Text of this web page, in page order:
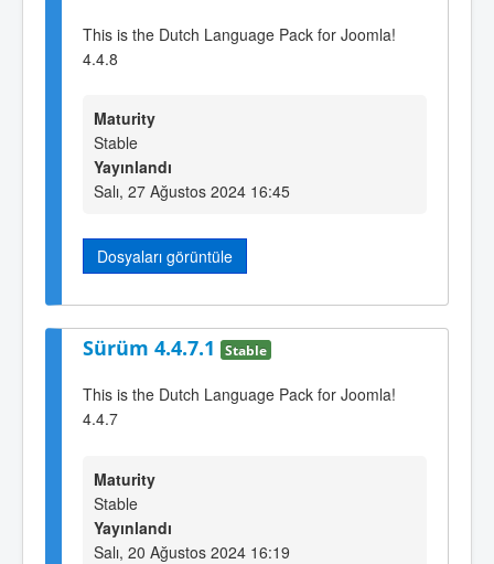
This is the Dutch Language Pack for Joomla!
4.4.8
Maturity
Stable
Yayınlandı
Salı, 27 Ağustos 2024 16:45
Dosyaları görüntüle
Sürüm 4.4.7.1 Stable
This is the Dutch Language Pack for Joomla!
4.4.7
Maturity
Stable
Yayınlandı
Salı, 20 Ağustos 2024 16:19